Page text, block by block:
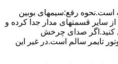
اﺳﺖ.نحوه رﻓﻊ:سیمهای ﺑﻮﺑﯿﻦ
ﺳﺎﯾﺮ قسمتهای ﻣﺪار ﺟﺪا کرده و
وﻟﺖ ﻣﺘﺼﻞ کنید.اﮔﺮ ﺻﺪای ﭼﺮﺧﺶ
ﺗﺎﯾﻤﺮ ﺳﺎﻟﻢ اﺳﺖ.در ﻏﯿﺮ اﯾﻦ